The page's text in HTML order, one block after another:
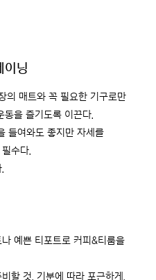
이닝
의 매트와 꼭 필요한 기구로만
을 즐기도록 이끈다.
들여와도 좋지만 자세를
수다.
예쁜 티포트로 커피&티룸을
할 것. 기분에 따라 포근하게,